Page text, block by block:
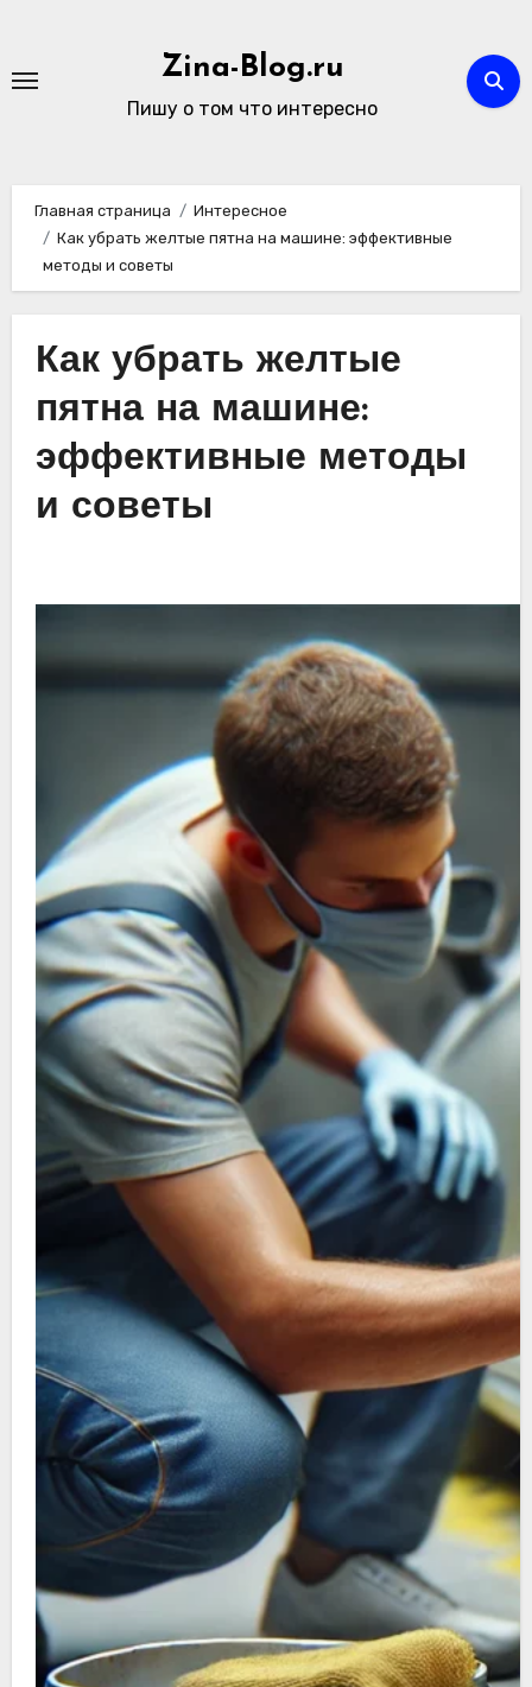
содержимому
Zina-Blog.ru
Пишу о том что интересно
Главная страница
Интересное
Как убрать желтые пятна на машине: эффективные
методы и советы
Как убрать желтые
пятна на машине:
эффективные методы
и советы